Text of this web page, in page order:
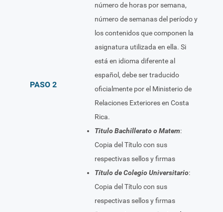
PASO 2
número de horas por semana,
número de semanas del período y
los contenidos que componen la
asignatura utilizada en ella. Si
está en idioma diferente al
español, debe ser traducido
oficialmente por el Ministerio de
Relaciones Exteriores en Costa
Rica.
Titulo Bachillerato o Matem:
Copia del Título con sus
respectivas sellos y firmas
Título de Colegio Universitario:
Copia del Título con sus
respectivas sellos y firmas